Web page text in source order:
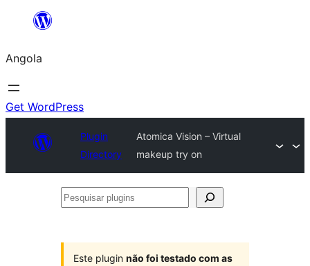
Saltar
o
conteúdo
Angola
Get WordPress
Plugin
Directory
Atomica Vision – Virtual
makeup try on
Pesquisar
Este plugin não foi testado com as